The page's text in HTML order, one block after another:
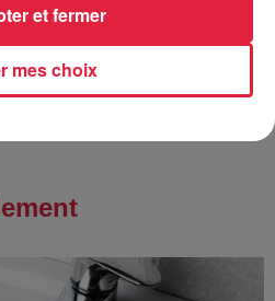
de Mulhouse : rencontre
flamants rouges
mes choix
et fermer